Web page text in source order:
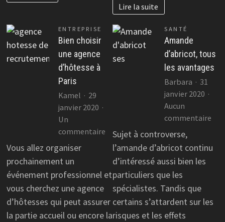
Lire la suite
ENTREPRISE
Bien choisir
une agence
d’hôtesse à
Paris
Kamel
29
janvier 2020
Un
commentairesur
Bien
une
agence
d’hôtesse
à
Paris
Vous allez organiser
prochainement un
événement professionnel et
vous cherchez une agence
d’hôtesses qui peut assurer
la partie accueil ou encore la
SANTÉ
Amande
d’abricot, tous
les avantages
Barbara
31
janvier 2020
Aucun
commentaire
Sujet à controverse,
l’amande d’abricot continu
d’intéressé aussi bien les
particuliers que les
spécialistes. Tandis que
certains s’attardent sur les
risques et les effets